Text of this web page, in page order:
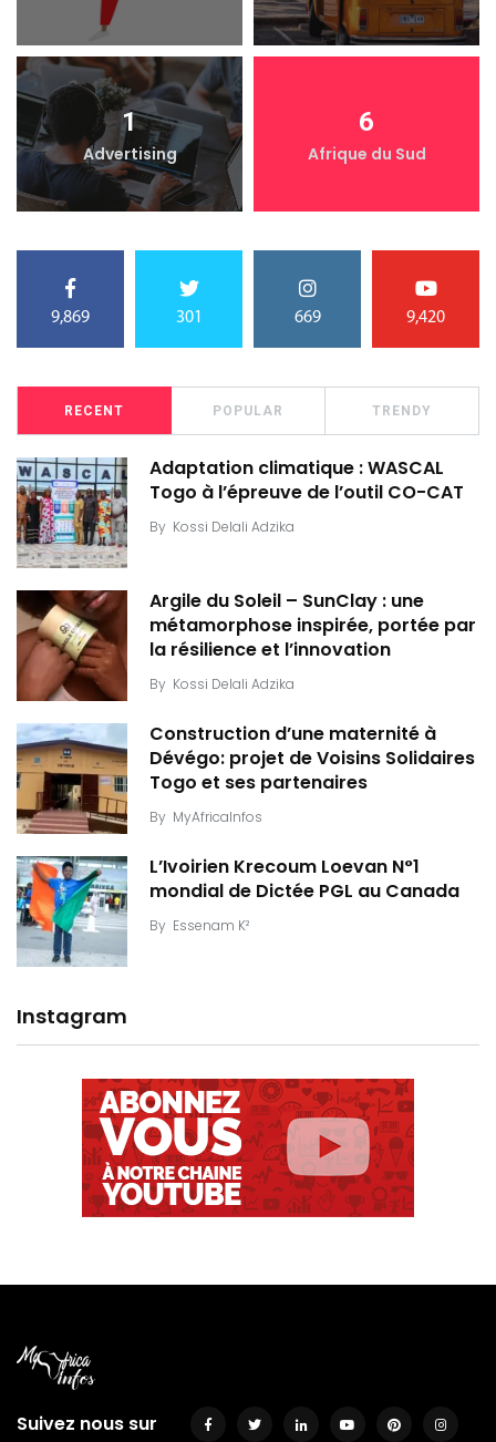
1
Advertising
6
Afrique du Sud
9,869 301 669 9,420
RECENT POPULAR TRENDY
Adaptation climatique : WASCAL
Togo à l’épreuve de l’outil CO-CAT
By Kossi Delali Adzika
Argile du Soleil – SunClay : une
métamorphose inspirée, portée par
la résilience et l’innovation
By Kossi Delali Adzika
Construction d’une maternité à
Dévégo: projet de Voisins Solidaires
Togo et ses partenaires
By MyAfricaInfos
L’Ivoirien Krecoum Loevan N°1
mondial de Dictée PGL au Canada
By Essenam K²
Instagram
Suivez nous sur